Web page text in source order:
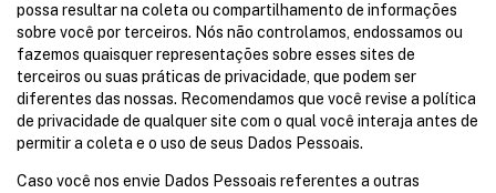
possa resultar na coleta ou compartilhamento de informações
sobre você por terceiros. Nós não controlamos, endossamos ou
fazemos quaisquer representações sobre esses sites de
terceiros ou suas práticas de privacidade, que podem ser
diferentes das nossas. Recomendamos que você revise a política
de privacidade de qualquer site com o qual você interaja antes de
permitir a coleta e o uso de seus Dados Pessoais.
Caso você nos envie Dados Pessoais referentes a outras